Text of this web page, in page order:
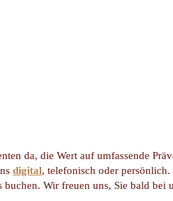
da, die Wert auf umfassende
digital, telefonisch oder
Wir freuen uns, Sie bald bei